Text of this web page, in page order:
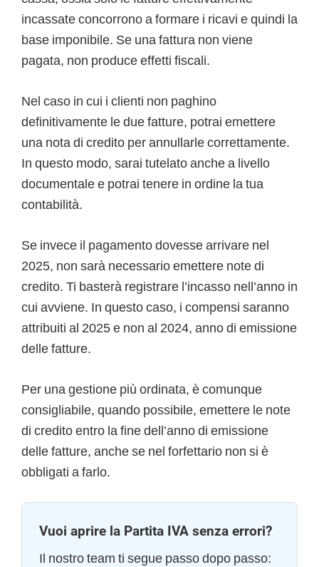
incassate concorrono a formare i ricavi e quindi la
base imponibile. Se una fattura non viene
pagata, non produce effetti fiscali.
Nel caso in cui i clienti non paghino
definitivamente le due fatture, potrai emettere
una nota di credito per annullarle correttamente.
In questo modo, sarai tutelato anche a livello
documentale e potrai tenere in ordine la tua
contabilità.
Se invece il pagamento dovesse arrivare nel
2025, non sarà necessario emettere note di
credito. Ti basterà registrare l’incasso nell’anno in
cui avviene. In questo caso, i compensi saranno
attribuiti al 2025 e non al 2024, anno di emissione
delle fatture.
Per una gestione più ordinata, è comunque
consigliabile, quando possibile, emettere le note
di credito entro la fine dell’anno di emissione
delle fatture, anche se nel forfettario non si è
obbligati a farlo.
Vuoi aprire la Partita IVA senza errori?
Il nostro team ti segue passo dopo passo: